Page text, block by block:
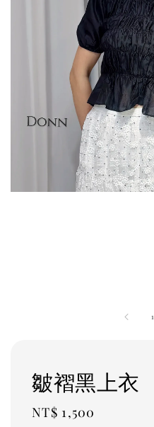
1
皺褶黑上衣
Regular
NT$ 1,500